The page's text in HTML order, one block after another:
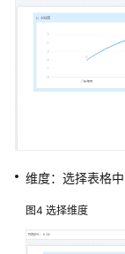
零
用
申
免
维度：选择表格
图4 选择维度